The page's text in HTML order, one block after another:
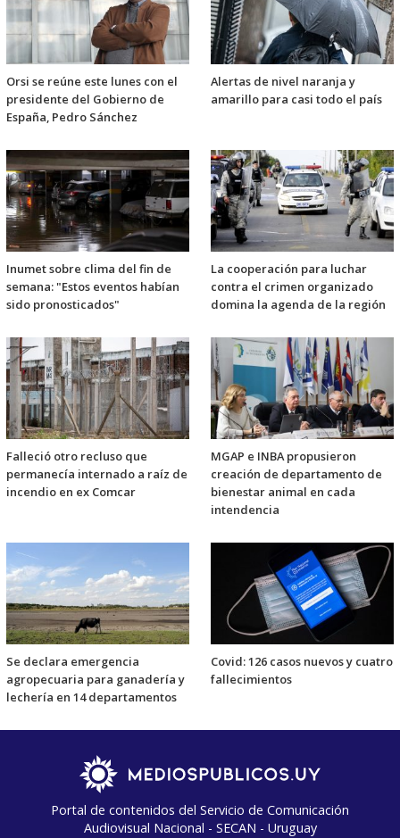
Orsi se reúne este lunes con el
presidente del Gobierno de
España, Pedro Sánchez
Alertas de nivel naranja y
amarillo para casi todo el país
Inumet sobre clima del fin de
semana: "Estos eventos habían
sido pronosticados"
La cooperación para luchar
contra el crimen organizado
domina la agenda de la región
Falleció otro recluso que
permanecía internado a raíz de
incendio en ex Comcar
MGAP e INBA propusieron
creación de departamento de
bienestar animal en cada
intendencia
Se declara emergencia
agropecuaria para ganadería y
lechería en 14 departamentos
Covid: 126 casos nuevos y cuatro
fallecimientos
Portal de contenidos del Servicio de Comunicación
Audiovisual Nacional - SECAN - Uruguay